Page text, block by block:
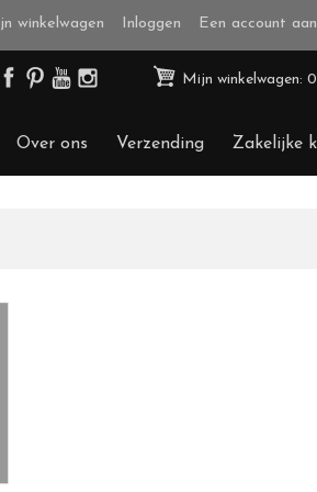
winkelwagen Inloggen Een account
Mijn winkelwagen:
Over ons Verzending Zakelijke